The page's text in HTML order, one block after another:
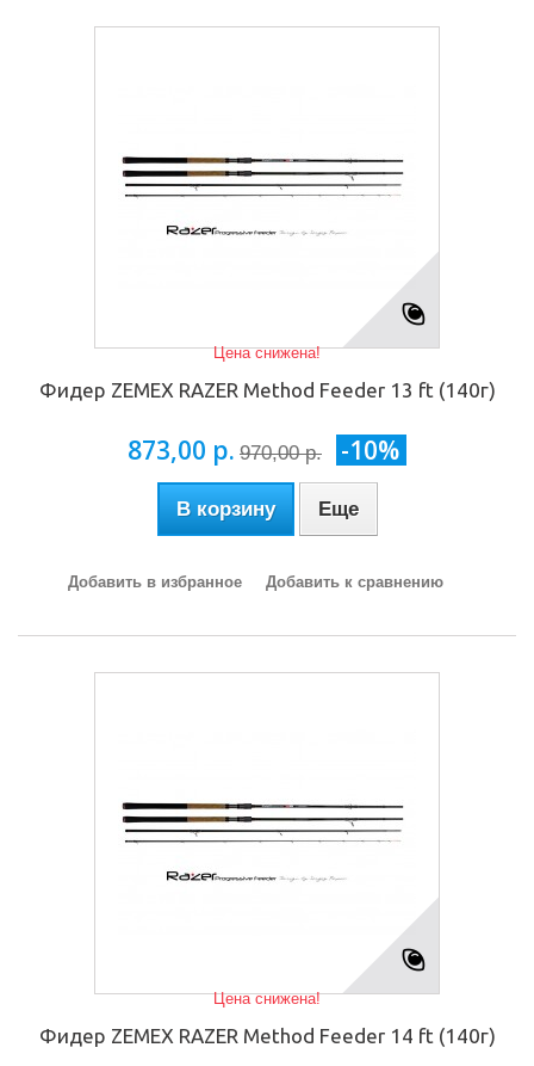
Цена снижена!
Фидер ZEMEX RAZER Method Feeder 13 ft (140г)
873,00 р. 970,00 р. -10%
В корзину Еще
Добавить в избранное Добавить к сравнению
Цена снижена!
Фидер ZEMEX RAZER Method Feeder 14 ft (140г)